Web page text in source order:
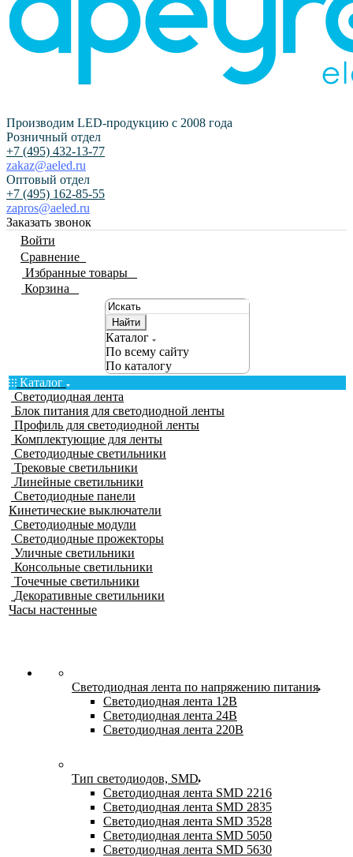
Производим LED-продукцию с 2008 года
Розничный отдел
+7 (495) 432-13-77
zakaz@aeled.ru
Оптовый отдел
+7 (495) 162-85-55
zapros@aeled.ru
Заказать звонок
Войти
Сравнение
Избранные товары
Корзина
Найти
Каталог
По всему сайту
По каталогу
Каталог
Светодиодная лента
Блок питания для светодиодной ленты
Профиль для светодиодной ленты
Комплектующие для ленты
Светодиодные светильники
Трековые светильники
Линейные светильники
Светодиодные панели
Кинетические выключатели
Светодиодные модули
Светодиодные прожекторы
Уличные светильники
Консольные светильники
Точечные светильники
Декоративные светильники
Часы настенные
Светодиодная лента по напряжению питания
Светодиодная лента 12В
Светодиодная лента 24В
Светодиодная лента 220В
Тип светодиодов, SMD
Cветодиодная лента SMD 2216
Светодиодная лента SMD 2835
Светодиодная лента SMD 3528
Светодиодная лента SMD 5050
Светодиодная лента SMD 5630